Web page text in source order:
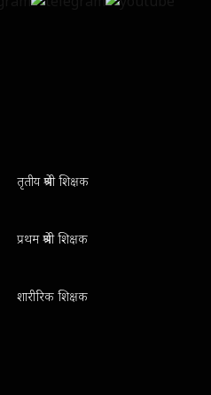
तृतीय श्रेणी शिक्षक
प्रथम श्रेणी शिक्षक
शारीरिक शिक्षक